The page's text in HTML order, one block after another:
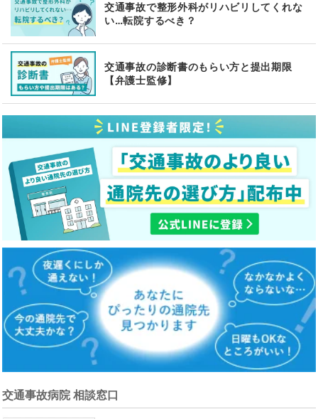
交通事故で整形外科がリハビリしてくれな
い…転院するべき？
交通事故の診断書のもらい方と提出期限
【弁護士監修】
交通事故病院 相談窓口